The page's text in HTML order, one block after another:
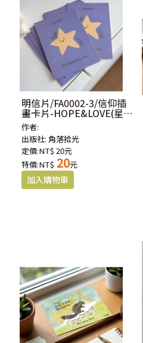
明信片/FA0002-3/信仰插
畫卡片-HOPE&LOVE(星
星)
作者:
出版社: 角落拾光
定價:NT$ 20元
特價:NT$ 20元